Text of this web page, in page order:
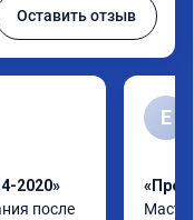
Оставить отзыв
2020»
после
Е